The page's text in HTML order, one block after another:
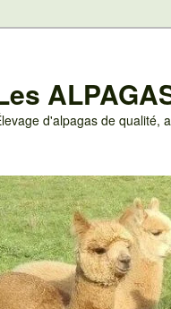
d'alpagas de qualité,